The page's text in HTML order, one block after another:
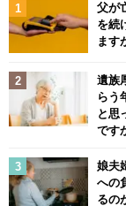
父が
を続
ます
遺族
らう
と思
です
娘夫
への
るの